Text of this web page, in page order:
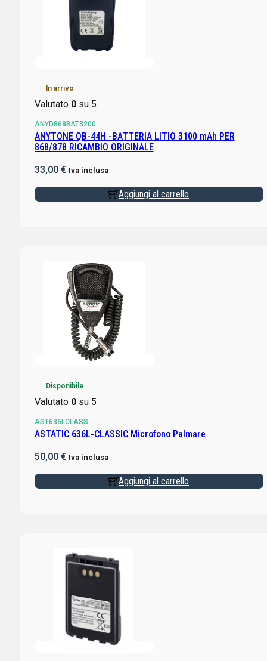
In arrivo
Valutato 0su 5
ANYD868BAT3200
ANYTONE QB-44H -BATTERIA LITIO 3100 mAh PER
868/878 RICAMBIO ORIGINALE
33,00 € Iva inclusa
Aggiungi al carrello
Disponibile
Valutato 0su 5
AST636LCLASS
ASTATIC 636L-CLASSIC Microfono Palmare
50,00 € Iva inclusa
Aggiungi al carrello